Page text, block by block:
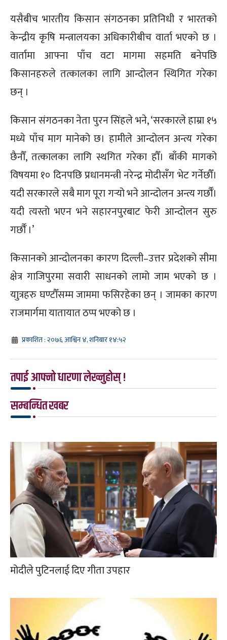
यसैबीच भारतीय किसान संगठनका प्रतिनिधी र भारतको
केन्द्रीय कृषि मन्त्रालयका अधिकारीबीच वार्ता भएको छ ।
वार्तामा आफ्ना पाँच वटा मागमा सहमति बनेपछि
किसानहरुले तत्कालका लागि आन्दोलन स्थिगित गरेका
छन् ।
किसान संगठनका नेता पुरन सिंहले भने, ‘सरकारले हाम्रा १५
मध्ये पाँच माग मानेको छ। हामीले आन्दोलन अन्त्य गरेका
छैनौँ, तत्कालका लागि स्थगित गरेका हौँ। बाँकी मागको
विषयमा १० दिनपछि प्रधानमन्त्री नरेन्द्र मोदीसँग भेट गर्नेछौँ।
यदी सरकारले सबै माग पूरा गर्‍यो भने आन्दोलन अन्त्य गर्छौँ।
यदी त्यस्तो भएन भने सहारनपुरबाट फेरी आन्दोलन सुरु
गर्छौँ ।’
किसानको आन्दोलनका कारण दिल्ली–उत्तर प्रदेशको सीमा
क्षेत्र गाजिपुरमा सवारी साधनको लामो जाम भएको छ ।
याुत्रहरु घण्टौँसम्म जाममा फसिरहेका छन् । जामका कारण
राजमार्गमा यातायात ठप्प भएको छ ।
प्रकाशित : २०७६ आश्विन ४, शनिबार १४:५२
तपाई आफ्नो धारणा लेख्नुहोस् !
सम्बन्धित खबर
मोदीले पुटिनलाई दिए गीता उपहार